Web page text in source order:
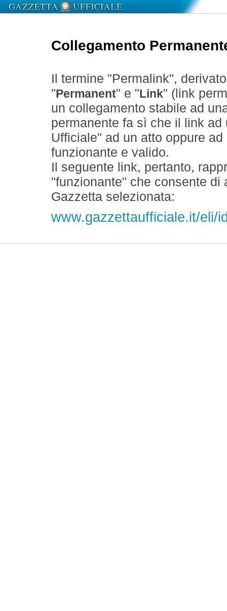
Collegamento
Il termine "Permalink",
" Permanent" e " Link" (link
un collegamento stabile ad
permanente fa sì che il link
Ufficiale" ad un atto oppure
funzionante e valido.
Il seguente link, pertanto,
"funzionante" che consente
Gazzetta selezionata:
www.gazzettaufficiale.it/eli/